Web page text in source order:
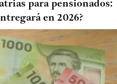
para pensionados:
en 2026?